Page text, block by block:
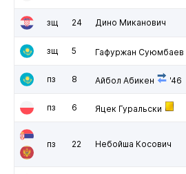
зщ 24 Дино Миканович
зщ 5 Гафуржан Суюмбаев
пз 8 Айбол Абикен '46
пз 6 Яцек Гуральски
пз 22 Небойша Косович